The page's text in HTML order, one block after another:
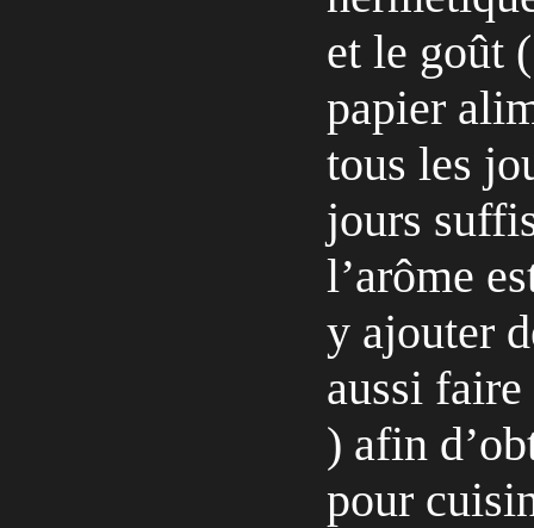
et le goût
papier
tous les
jours
l’arôme
y ajouter
aussi
) afin
pour